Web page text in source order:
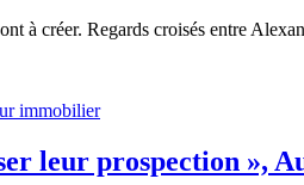
à créer. Regards croisés entre
immobilier
leur prospection »,